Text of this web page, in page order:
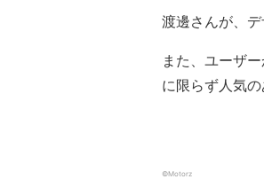
渡邊さんが、デ
また、ユーザ
に限らず人気
©Motorz